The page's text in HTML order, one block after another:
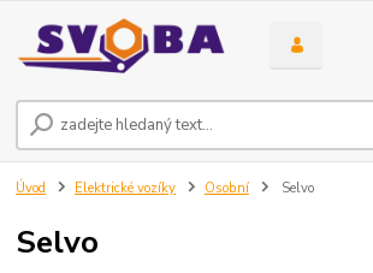
Úvod Elektrické vozíky Osobní Selvo
Selvo